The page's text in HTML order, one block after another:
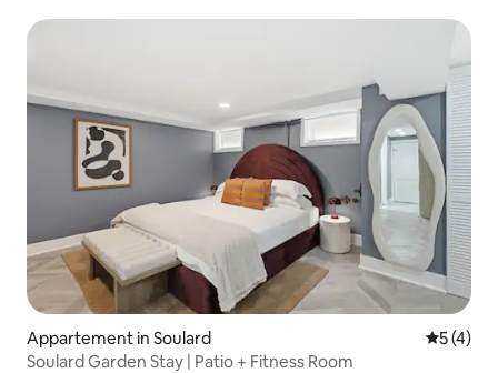
Appartement in Soulard
5 (4)
Soulard Garden Stay | Patio + Fitness Room